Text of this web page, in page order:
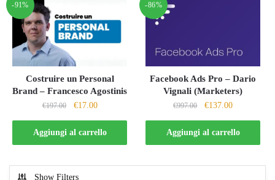
-91%
Costruire un Personal
Brand – Francesco Agostinis
€197.00
Il
prezzo
originale
era:
€17.00Il
prezzo
attuale
è:
Aggiungi al carrello
-86%
Facebook Ads Pro – Dario
Vignali (Marketers)
€997.00
Il
prezzo
originale
era:
€137.00Il
prezzo
attuale
è:
Aggiungi al carrello
Show Filters